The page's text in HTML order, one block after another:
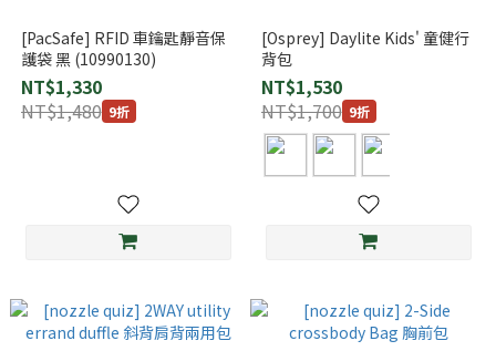
[PacSafe] RFID 車鑰匙靜音保
護袋 黑 (10990130)
NT$1,330
NT$1,480 9折
[Osprey] Daylite Kids' 童健行
背包
NT$1,530
NT$1,700 9折